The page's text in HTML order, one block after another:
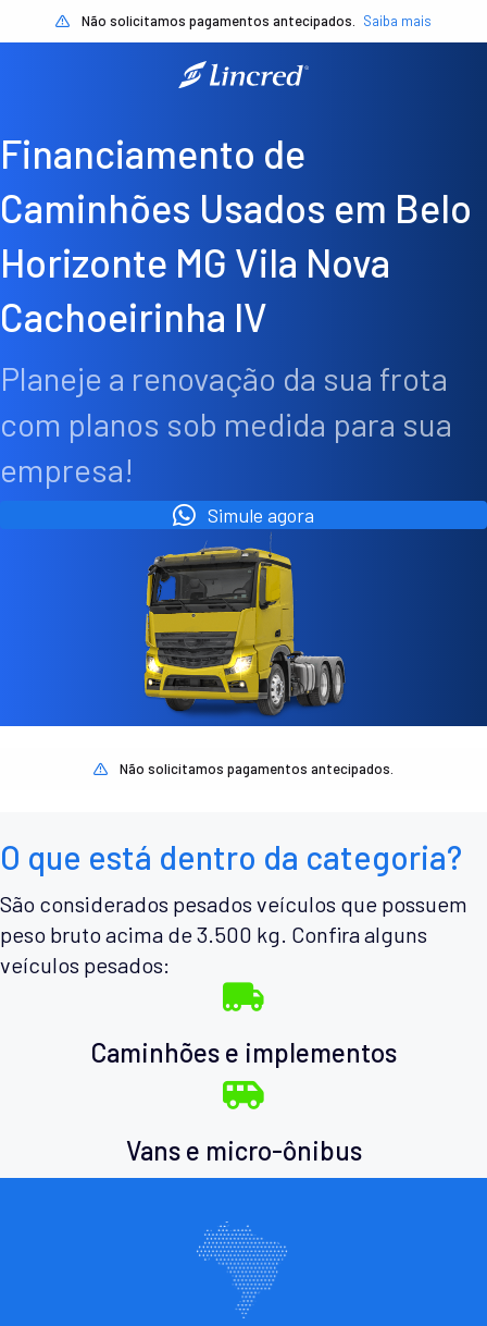
Não solicitamos pagamentos antecipados. Saiba mais
Financiamento de
Caminhões Usados em Belo
Horizonte MG Vila Nova
Cachoeirinha IV
Planeje a renovação da sua frota
com planos sob medida para sua
empresa!
Simule agora
Não solicitamos pagamentos antecipados.
O que está dentro da categoria?
São considerados pesados veículos que possuem
peso bruto acima de 3.500 kg. Confira alguns
veículos pesados:
Caminhões e implementos
Vans e micro-ônibus